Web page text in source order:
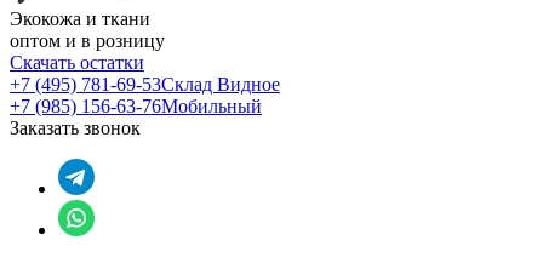
Экокожа и ткани
оптом и в розницу
Скачать остатки
+7 (495) 781-69-53Склад Видное
+7 (985) 156-63-76Мобильный
Заказать звонок